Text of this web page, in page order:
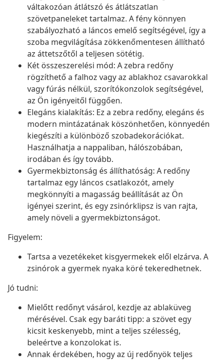
váltakozóan átlátszó és átlátszatlan
szövetpaneleket tartalmaz. A fény könnyen
szabályozható a láncos emelő segítségével, így a
szoba megvilágítása zökkenőmentesen állítható
az áttetszőtől a teljesen sötétig.
Két összeszerelési mód: A zebra redőny
rögzíthető a falhoz vagy az ablakhoz csavarokkal
vagy fúrás nélkül, szorítókonzolok segítségével,
az Ön igényeitől függően.
Elegáns kialakítás: Ez a zebra redőny, elegáns és
modern mintázatának köszönhetően, könnyedén
kiegészíti a különböző szobadekorációkat.
Használhatja a nappaliban, hálószobában,
irodában és így tovább.
Gyermekbiztonság és állíthatóság: A redőny
tartalmaz egy láncos csatlakozót, amely
megkönnyíti a magasság beállítását az Ön
igényei szerint, és egy zsinórklipsz is van rajta,
amely növeli a gyermekbiztonságot.
Figyelem:
Tartsa a vezetékeket kisgyermekek elől elzárva. A
zsinórok a gyermek nyaka köré tekeredhetnek.
Jó tudni:
Mielőtt redőnyt vásárol, kezdje az ablaküveg
mérésével. Csak egy baráti tipp: a szövet egy
kicsit keskenyebb, mint a teljes szélesség,
beleértve a konzolokat is.
Annak érdekében, hogy az új redőnyök teljes